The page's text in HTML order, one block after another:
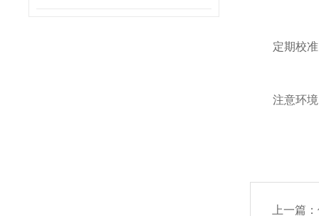
定期校准
注意环境：
上一篇：